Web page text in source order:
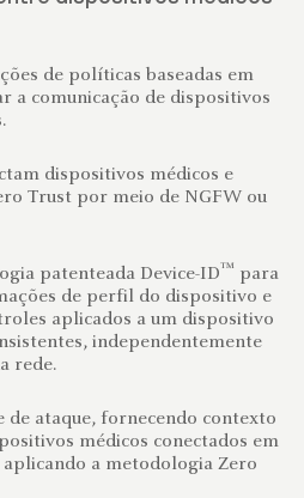
de políticas baseadas em
a comunicação de dispositivos
dispositivos médicos e
Trust por meio de NGFW ou
patenteada Device-ID™ para
de perfil do dispositivo e
aplicados a um dispositivo
independentemente
rede.
de ataque, fornecendo contexto
médicos conectados em
a metodologia Zero